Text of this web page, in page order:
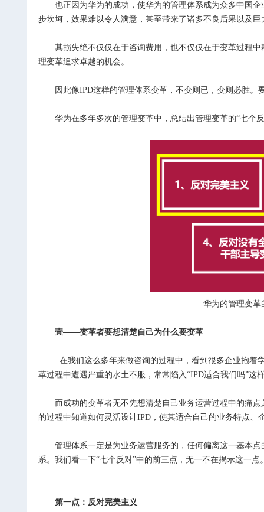
也正因为华为的成功，使华为的管理体系成为众多中国企
步坎坷，效果难以令人满意，甚至带来了诸多不良后果以及巨
其损失绝不仅仅在于咨询费用，也不仅仅在于变革过程中
理变革追求卓越的机会。
因此像IPD这样的管理体系变革，不变则已，变则必胜。
华为在多年多次的管理变革中，总结出管理变革的“七个反
华为的管理变革的“七个
壹——变革者要想清楚自己为什么要变革
在我们这么多年来做咨询的过程中，看到很多企业抱着学
革过程中遭遇严重的水土不服，常常陷入“IPD适合我们吗”这
而成功的变革者无不先想清楚自己业务运营过程中的痛点
的过程中知道如何灵活设计IPD，使其适合自己的业务特点、
管理体系一定是为业务运营服务的，任何偏离这一基本点
系。我们看一下“七个反对”中的前三点，无一不在揭示这一点
第一点：反对完美主义